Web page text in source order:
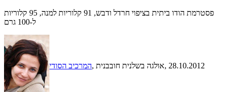
פסטרמת הודו ביתית בציפוי חרדל ודבש, 91 קלוריות למנה, 95 קלוריות
ל-100 גרם
המרכיב הסודי , אולגה בשלנית חובבנית, 28.10.2012